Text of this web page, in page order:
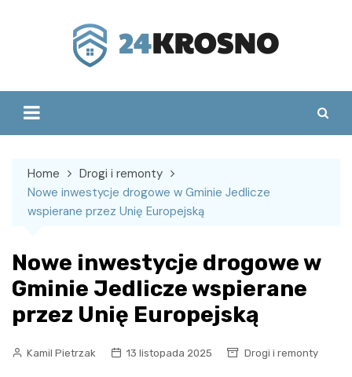
Home
Drogi i remonty
Nowe inwestycje drogowe w Gminie Jedlicze
wspierane przez Unię Europejską
Nowe inwestycje drogowe w
Gminie Jedlicze wspierane
przez Unię Europejską
Kamil Pietrzak 13 listopada 2025 Drogi i remonty